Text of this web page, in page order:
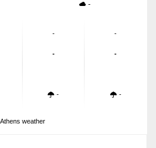
-
-
-
-
-
-
-
Athens weather